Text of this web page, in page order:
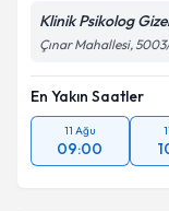
Klinik Psikolog
Çınar Mahallesi,
En Yakın Saatler
11 Ağu
09:00